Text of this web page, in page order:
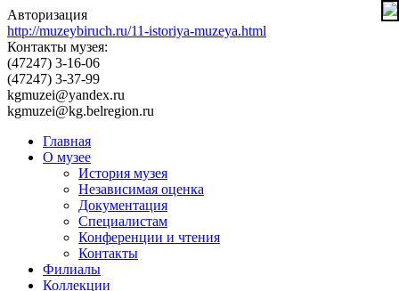
Авторизация
http://muzeybiruch.ru/11-istoriya-muzeya.html
Контакты музея:
(47247) 3-16-06
(47247) 3-37-99
kgmuzei@yandex.ru
kgmuzei@kg.belregion.ru
Главная
О музее
История музея
Независимая оценка
Документация
Специалистам
Конференции и чтения
Контакты
Филиалы
Коллекции